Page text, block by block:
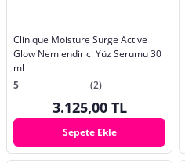
Clinique Moisture Surge Active
Glow Nemlendirici Yüz Serumu 30
ml
5
(2)
3.125,00 TL
Sepete Ekle